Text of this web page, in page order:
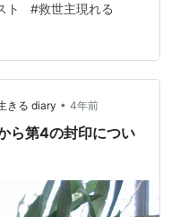
の軍勢は白くきよい亜
っていた。15 この方
に鋭い剣が出ていた。
方である。また、全能
み場を踏まれるの
…
ト #救世主現れる
きる diary • 4年前
ら第4の封印につい